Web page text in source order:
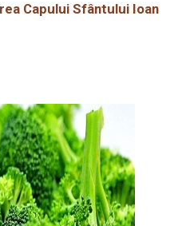
Capului Sfântului Ioan